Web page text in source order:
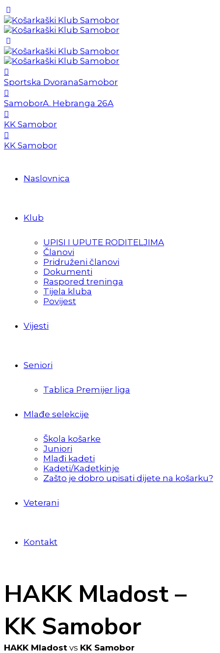
Sportska DvoranaSamobor
SamoborA. Hebranga 26A
KK Samobor
KK Samobor
Naslovnica
Klub
UPISI I UPUTE RODITELJIMA
Članovi
Pridruženi članovi
Dokumenti
Raspored treninga
Tijela kluba
Povijest
Vijesti
Seniori
Tablica Premijer liga
Mlađe selekcije
Škola košarke
Juniori
Mlađi kadeti
Kadeti/Kadetkinje
Zašto je dobro upisati dijete na košarku?
Veterani
Kontakt
HAKK Mladost –
KK Samobor
HAKK Mladost vs KK Samobor